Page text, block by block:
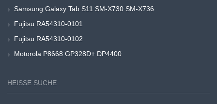
Samsung Galaxy Tab S11 SM-X730 SM-X736
Fujitsu RA54310-0101
Fujitsu RA54310-0102
Motorola P8668 GP328D+ DP4400
HEISSE SUCHE